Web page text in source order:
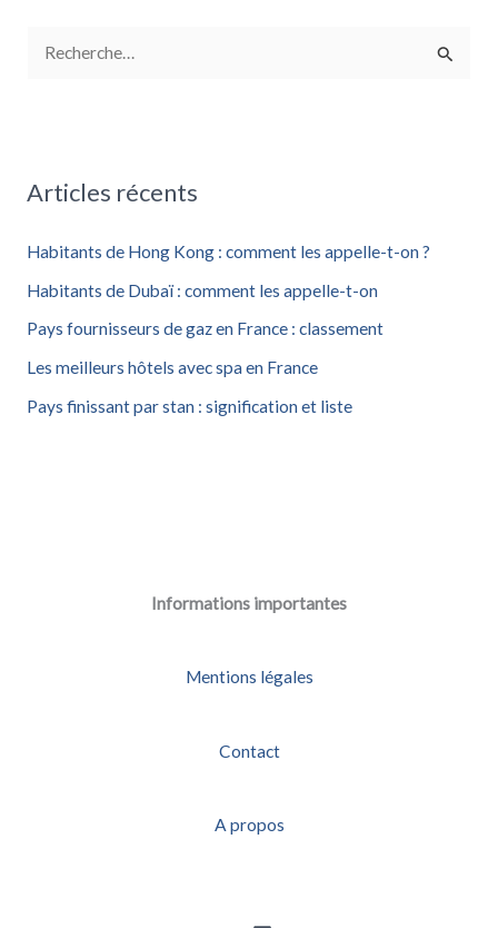
e
c
h
e
r
Articles récents
Habitants de Hong Kong : comment les appelle-t-on ?
Habitants de Dubaï : comment les appelle-t-on
Pays fournisseurs de gaz en France : classement
Les meilleurs hôtels avec spa en France
Pays finissant par stan : signification et liste
Informations importantes
Mentions légales
Contact
A propos